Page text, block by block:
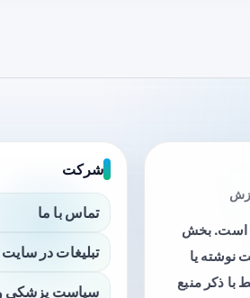
است. بخش
نوشته یا
با ذکر منبع
شرکت
تماس با ما
تبلیغات در سایت
سیاست پزشکی